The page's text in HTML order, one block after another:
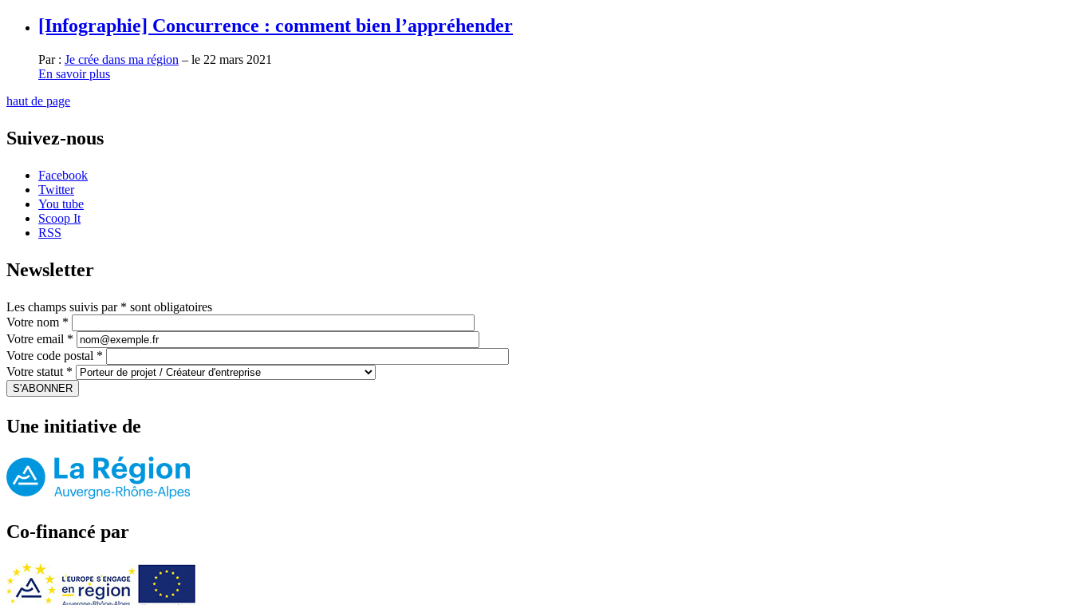
[Infographie] Concurrence : comment bien l’appréhender
Par : Je crée dans ma région – le 22 mars 2021
En savoir plus
haut de page
Suivez-nous
Facebook
Twitter
You tube
Scoop It
RSS
Newsletter
Les champs suivis par * sont obligatoires
Votre nom *
Votre email *
Votre code postal *
Votre statut *
JCRA
Website
S'ABONNER
Une initiative de
Co-financé par